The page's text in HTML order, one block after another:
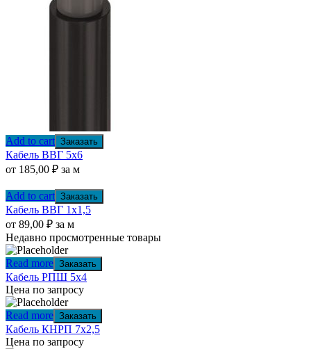
Add to cart Заказать
Кабель ВВГ 5х6
от 185,00 ₽ за м
Add to cart Заказать
Кабель ВВГ 1х1,5
от 89,00 ₽ за м
Недавно просмотренные товары
Read more Заказать
Кабель РПШ 5х4
Цена по запросу
Read more Заказать
Кабель КНРП 7х2,5
Цена по запросу